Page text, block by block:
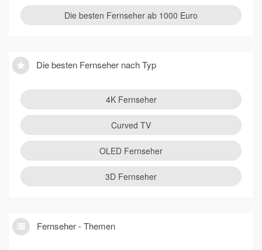
Die besten Fernseher ab 1000 Euro
Die besten Fernseher nach Typ
4K Fernseher
Curved TV
OLED Fernseher
3D Fernseher
Fernseher - Themen